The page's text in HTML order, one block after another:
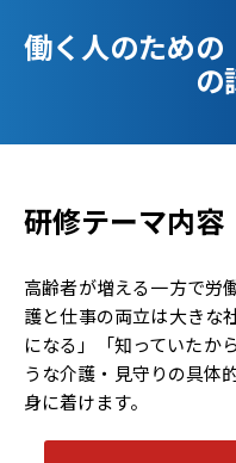
働く人のための
の
研修テーマ内容
高齢者が増える一方で労
護と仕事の両立は大きな
になる」「知っていたか
うな介護・見守りの具体
身に着けます。